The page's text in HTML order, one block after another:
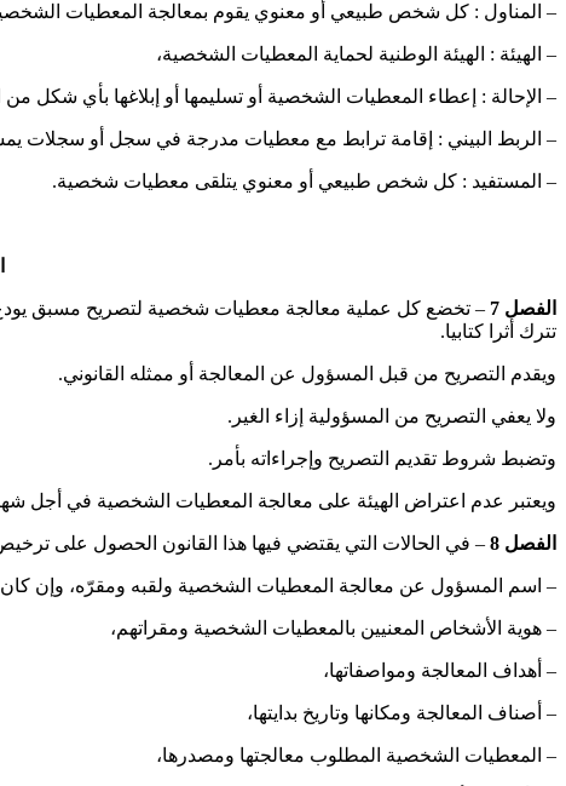
– المناول : كل شخص طبيعي أو معنوي يقوم بمعالجة المعطيات
– الهيئة : الهيئة الوطنية لحماية المعطيات الشخصية،
– الإحالة : إعطاء المعطيات الشخصية أو تسليمها أو إبلاغها بأي شكل
– الربط البيني : إقامة ترابط مع معطيات مدرجة في سجل أو سجلات
– المستفيد : كل شخص طبيعي أو معنوي يتلقى معطيات شخصية.
الفصل 7 – تخضع كل عملية معالجة معطيات شخصية لتصريح مسبق يودع
تترك أثرا كتابيا.
ويقدم التصريح من قبل المسؤول عن المعالجة أو ممثله القانوني.
ولا يعفي التصريح من المسؤولية إزاء الغير.
وتضبط شروط تقديم التصريح وإجراءاته بأمر.
ويعتبر عدم اعتراض الهيئة على معالجة المعطيات الشخصية في أجل شهر
الفصل 8 – في الحالات التي يقتضي فيها هذا القانون الحصول على
– اسم المسؤول عن معالجة المعطيات الشخصية ولقبه ومقرّه، وإن كان
– هوية الأشخاص المعنيين بالمعطيات الشخصية ومقراتهم،
– أهداف المعالجة ومواصفاتها،
– أصناف المعالجة ومكانها وتاريخ بدايتها،
– المعطيات الشخصية المطلوب معالجتها ومصدرها،